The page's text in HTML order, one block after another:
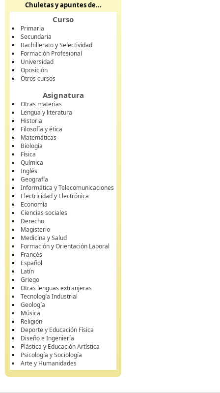
Chuletas y apuntes de...
Curso
Primaria
Secundaria
Bachillerato y Selectividad
Formación Profesional
Universidad
Oposición
Otros cursos
Asignatura
Otras materias
Lengua y literatura
Historia
Filosofía y ética
Matemáticas
Biología
Física
Química
Inglés
Geografía
Informática y Telecomunicaciones
Electricidad y Electrónica
Economía
Ciencias sociales
Derecho
Magisterio
Medicina y Salud
Formación y Orientación Laboral
Francés
Español
Latín
Griego
Otras lenguas extranjeras
Tecnología Industrial
Geología
Música
Religión
Deporte y Educación Física
Diseño e Ingeniería
Plástica y Educación Artística
Psicología y Sociología
Arte y Humanidades